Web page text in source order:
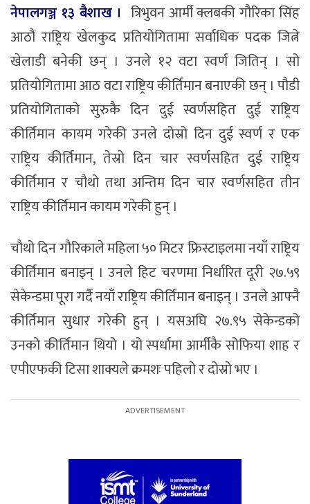
नेपालगञ्ज १३ बैशाख । त्रिभुवन आर्मी क्लबकी गौरिका सिंह
आठौं राष्ट्रिय खेलकुद प्रतियोगितामा सर्वाधिक पदक जित्ने
खेलाडी बनेकी छन् । उनले १२ वटा स्वर्ण जितिन् । सो
प्रतियोगितामा आठ वटा राष्ट्रिय कीर्तिमान बनाएकी छन् । पौडी
प्रतियोगिताको सुरुकै दिन दुई स्वर्णसहित दुई राष्ट्रिय
कीर्तिमान कायम गरेकी उनले दोस्रो दिन दुई स्वर्ण र एक
राष्ट्रिय कीर्तिमान, तेस्रो दिन चार स्वर्णसहित दुई राष्ट्रिय
कीर्तिमान र चौथो तथा अन्तिम दिन चार स्वर्णसहित तीन
राष्ट्रिय कीर्तिमान कायम गरेकी हुन् ।
चौथो दिन गौरिकाले महिला ५० मिटर फ्रिस्टाइलमा नयाँ राष्ट्रिय
कीर्तिमान बनाइन् । उनले हिट चरणमा निर्धारित दूरी २७.५९
सेकेन्डमा पूरा गर्दै नयाँ राष्ट्रिय कीर्तिमान बनाइन् । उनले आफ्नै
कीर्तिमान सुधार गरेकी हुन् । यसअघि २७.९५ सेकेन्डको
उनको कीर्तिमान थियो । यो स्पर्धामा आर्मीकै सोफिया शाह र
एपीएफकी टिसा शाक्यले क्रमशः पहिलो र दोस्रो भए ।